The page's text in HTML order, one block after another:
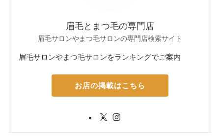
眉毛とまつ毛の専門店
眉毛サロンやまつ毛サロンの専門店検索サイト
眉毛サロンやまつ毛サロンをランキングでご案内
お店の掲載はこちら